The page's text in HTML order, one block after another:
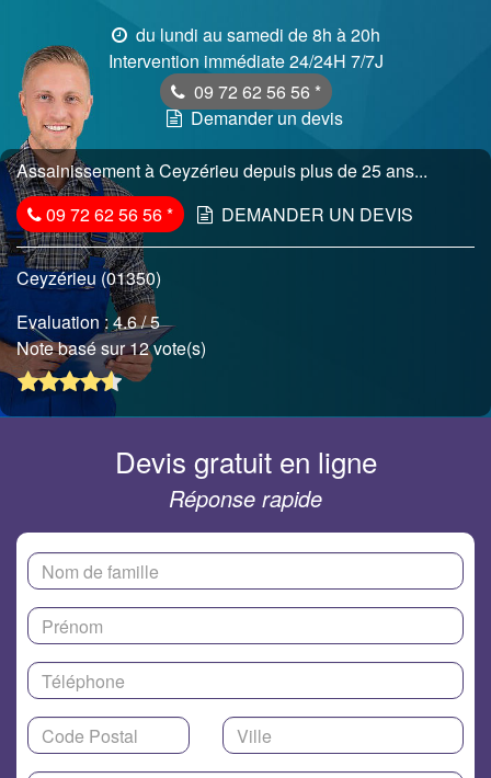
du lundi au samedi de 8h à 20h
Intervention immédiate 24/24H 7/7J
09 72 62 56 56 *
Demander un devis
Assainissement à Ceyzérieu depuis plus de 25 ans...
09 72 62 56 56* DEMANDER UN DEVIS
Ceyzérieu (01350)
Evaluation :4.6/ 5
Note basé sur 12 vote(s)
Devis gratuit en ligne
Réponse rapide